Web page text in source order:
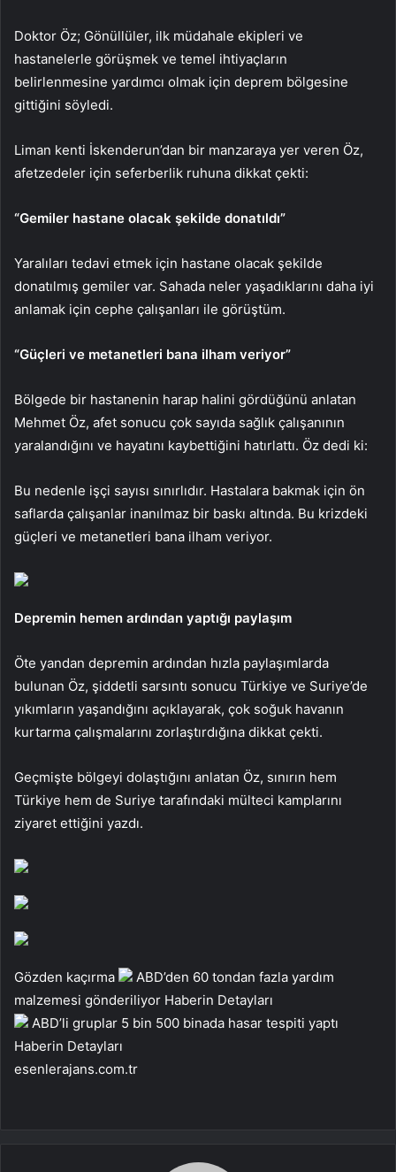
Doktor Öz; Gönüllüler, ilk müdahale ekipleri ve
hastanelerle görüşmek ve temel ihtiyaçların
belirlenmesine yardımcı olmak için deprem bölgesine
gittiğini söyledi.
Liman kenti İskenderun’dan bir manzaraya yer veren Öz,
afetzedeler için seferberlik ruhuna dikkat çekti:
“Gemiler hastane olacak şekilde donatıldı”
Yaralıları tedavi etmek için hastane olacak şekilde
donatılmış gemiler var. Sahada neler yaşadıklarını daha iyi
anlamak için cephe çalışanları ile görüştüm.
“Güçleri ve metanetleri bana ilham veriyor”
Bölgede bir hastanenin harap halini gördüğünü anlatan
Mehmet Öz, afet sonucu çok sayıda sağlık çalışanının
yaralandığını ve hayatını kaybettiğini hatırlattı. Öz dedi ki:
Bu nedenle işçi sayısı sınırlıdır. Hastalara bakmak için ön
saflarda çalışanlar inanılmaz bir baskı altında. Bu krizdeki
güçleri ve metanetleri bana ilham veriyor.
Depremin hemen ardından yaptığı paylaşım
Öte yandan depremin ardından hızla paylaşımlarda
bulunan Öz, şiddetli sarsıntı sonucu Türkiye ve Suriye’de
yıkımların yaşandığını açıklayarak, çok soğuk havanın
kurtarma çalışmalarını zorlaştırdığına dikkat çekti.
Geçmişte bölgeyi dolaştığını anlatan Öz, sınırın hem
Türkiye hem de Suriye tarafındaki mülteci kamplarını
ziyaret ettiğini yazdı.
Gözden kaçırma
ABD’den 60 tondan fazla yardım
malzemesi gönderiliyor Haberin Detayları
ABD’li gruplar 5 bin 500 binada hasar tespiti yaptı
Haberin Detayları
esenlerajans.com.tr